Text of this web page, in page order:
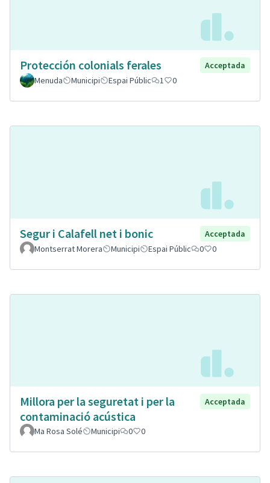
Protección colonials ferales
Acceptada
Menuda
Municipi Espai Públic 1 0
Segur i Calafell net i bonic
Acceptada
Montserrat Morera
Municipi Espai Públic 0 0
Millora per la seguretat i per la
contaminació acústica
Acceptada
Ma Rosa Solé Municipi 0 0